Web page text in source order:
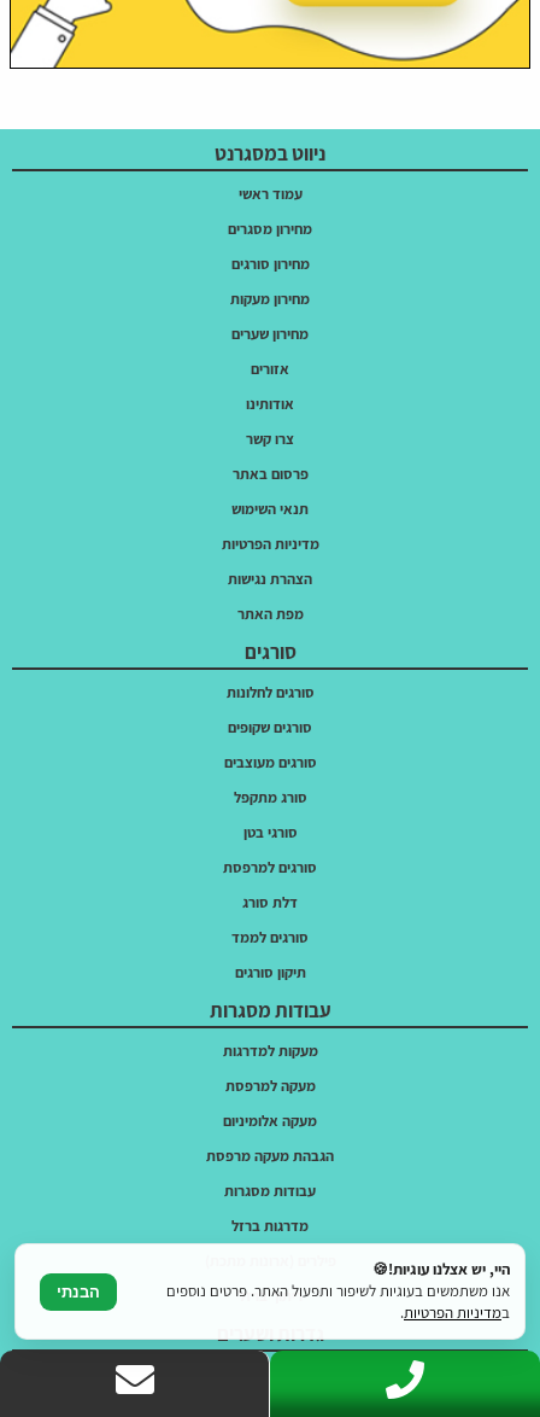
ניווט במסגרנט
עמוד ראשי
מחירון מסגרים
מחירון סורגים
מחירון מעקות
מחירון שערים
אזורים
אודותינו
צרו קשר
פרסום באתר
תנאי השימוש
מדיניות הפרטיות
הצהרת נגישות
מפת האתר
סורגים
סורגים לחלונות
סורגים שקופים
סורגים מעוצבים
סורג מתקפל
סורגי בטן
סורגים למרפסת
דלת סורג
סורגים לממד
תיקון סורגים
עבודות מסגרות
מעקות למדרגות
מעקה למרפסת
מעקה אלומיניום
הגבהת מעקה מרפסת
עבודות מסגרות
מדרגות ברזל
ריתוך ברזל
גדרות ושערים
שערי כניסה לבית
היי, יש אצלנו עוגיות!🍪
אנו משתמשים בעוגיות לשיפור ותפעול האתר. פרטים נוספים
במדיניות הפרטיות.
הבנתי